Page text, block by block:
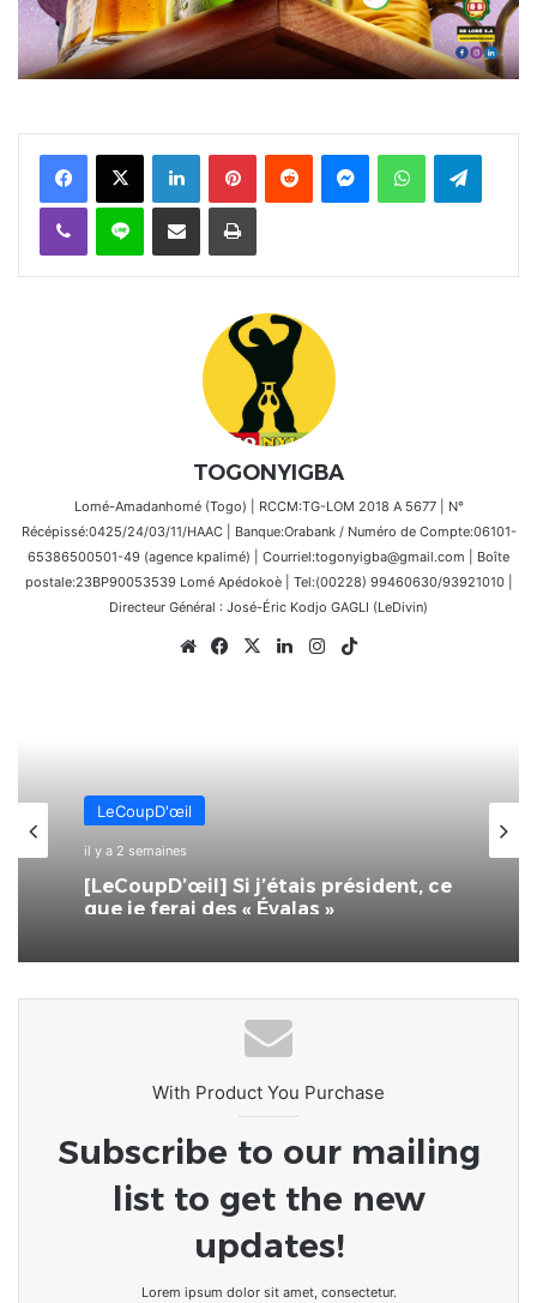
FacebookX Linkedin PinterestReddit MessengerWhatsAppTelegram
Viber Ligne Partager par email Imprimer
TOGONYIGBA
Lomé-Amadanhomé (Togo) | RCCM:TG-LOM 2018 A 5677 | N°
Récépissé:0425/24/03/11/HAAC | Banque:Orabank / Numéro de Compte:06101-
65386500501-49 (agence kpalimé) | Courriel:togonyigba@gmail.com | Boîte
postale:23BP90053539 Lomé Apédokoè | Tel:(00228) 99460630/93921010 |
Directeur Général : José-Éric Kodjo GAGLI (LeDivin)
WebsiteFacebook
X LinkedinInstagram
LeCoupD'œil
il y a 2 semaines
[LeCoupD’œil] Si j’étais président, ce
que je ferai des « Évalas »
With Product You Purchase
Subscribe to our mailing
list to get the new
updates!
Lorem ipsum dolor sit amet, consectetur.